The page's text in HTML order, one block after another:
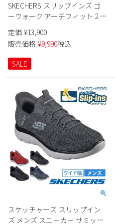
SKECHERS スリップインズ ゴ
ーウォーク アーチフィット 2.0
シアード 216650 メンズ
定価 ¥13,900
販売価格 ¥9,990税込
SALE
スケッチャーズ スリップイン
ズ メンズ スニーカー サミッツ